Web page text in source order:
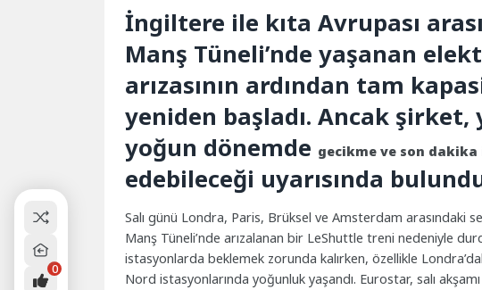
İngiltere ile kıta Avrupası
Manş Tüneli’nde yaşanan
arızasının ardından tam
yeniden başladı. Ancak şirket,
yoğun dönemde gecikme ve son
edebileceği uyarısında
Salı günü Londra, Paris, Brüksel ve Amsterdam arasındaki
Manş Tüneli’nde arızalanan bir LeShuttle treni nedeniyle
istasyonlarda beklemek zorunda kalırken, özellikle
Nord istasyonlarında yoğunluk yaşandı. Eurostar, salı
0